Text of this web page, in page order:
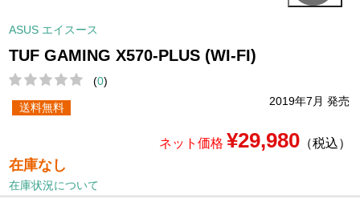
ASUS エイスース
TUF GAMING X570-PLUS (WI-FI)
(0)
2019年7月 発売
送料無料
ネット価格 ¥29,980（税込）
在庫なし
在庫状況について